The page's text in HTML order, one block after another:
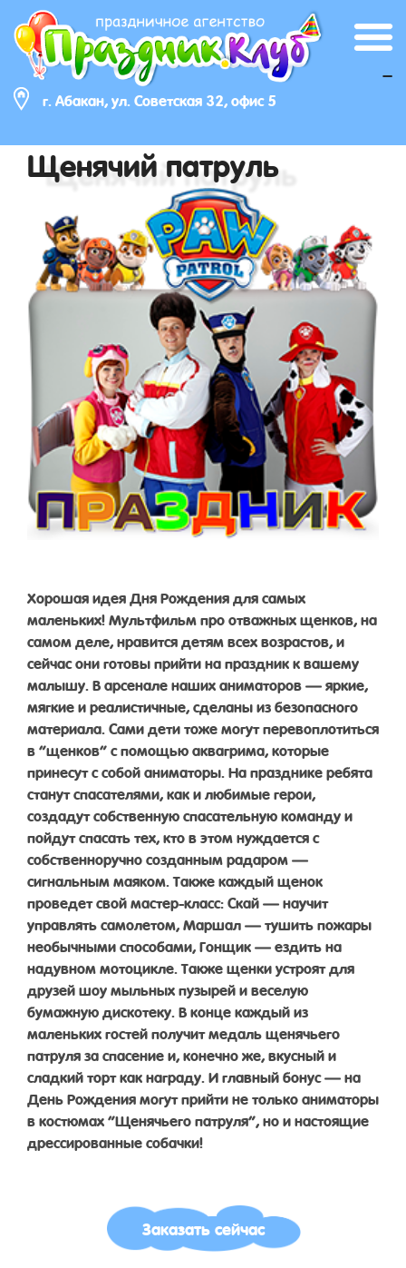
г. Абакан, ул. Советская 32, офис 5
_
Щенячий патруль
Хорошая идея Дня Рождения для самых
маленьких! Мультфильм про отважных щенков, на
самом деле, нравится детям всех возрастов, и
сейчас они готовы прийти на праздник к вашему
малышу. В арсенале наших аниматоров — яркие,
мягкие и реалистичные, сделаны из безопасного
материала. Сами дети тоже могут перевоплотиться
в “щенков” с помощью аквагрима, которые
принесут с собой аниматоры. На празднике ребята
станут спасателями, как и любимые герои,
создадут собственную спасательную команду и
пойдут спасать тех, кто в этом нуждается с
собственноручно созданным радаром —
сигнальным маяком. Также каждый щенок
проведет свой мастер-класс: Скай — научит
управлять самолетом, Маршал — тушить пожары
необычными способами, Гонщик — ездить на
надувном мотоцикле. Также щенки устроят для
друзей шоу мыльных пузырей и веселую
бумажную дискотеку. В конце каждый из
маленьких гостей получит медаль щенячьего
патруля за спасение и, конечно же, вкусный и
сладкий торт как награду. И главный бонус — на
День Рождения могут прийти не только аниматоры
в костюмах “Щенячьего патруля”, но и настоящие
дрессированные собачки!
Заказать сейчас